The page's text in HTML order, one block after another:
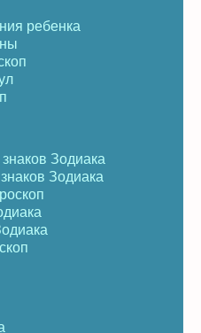
ребенка
Зодиака
Зодиака